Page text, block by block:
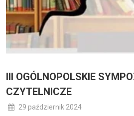
III OGÓLNOPOLSKIE
CZYTELNICZE
29 październik 2024